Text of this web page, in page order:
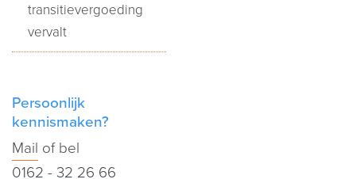
transitievergoeding
vervalt
Persoonlijk
kennismaken?
Mail of bel
0162 - 32 26 66